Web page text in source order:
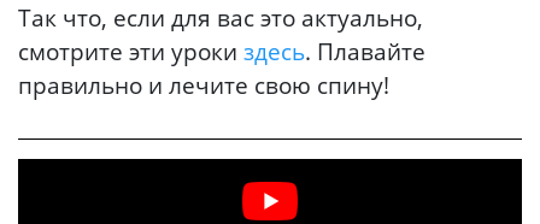
Так что, если для вас это актуально,
смотрите эти уроки здесь. Плавайте
правильно и лечите свою спину!